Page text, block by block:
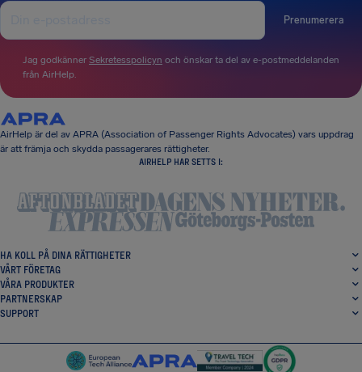
Prenumerera
Jag godkänner Sekretesspolicyn och önskar ta del av e-postmeddelanden
från AirHelp.
AirHelp är del av APRA (Association of Passenger Rights Advocates) vars uppdrag
är att främja och skydda passagerares rättigheter.
AIRHELP HAR SETTS I:
HA KOLL PÅ DINA RÄTTIGHETER
VÅRT FÖRETAG
VÅRA PRODUKTER
PARTNERSKAP
SUPPORT